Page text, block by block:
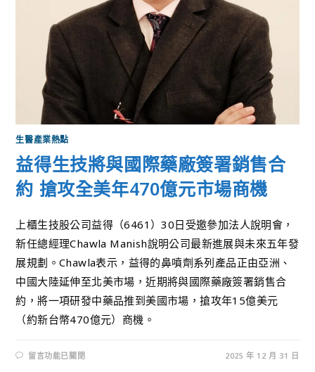
生醫產業熱點
益得生技將與國際藥廠簽署銷售合
約 搶攻全美年470億元市場商機
上櫃生技股公司益得（6461）30日受邀參加法人說明會，
新任總經理Chawla Manish說明公司最新進展與未來五年發
展規劃。Chawla表示，益得的鼻噴劑系列產品正由亞洲、
中國大陸延伸至北美市場，近期將與國際藥廠簽署銷售合
約，將一項研發中藥品推到美國市場，搶攻年15億美元
（約新台幣470億元）商機。
留言功能已關閉 2025 年 12 月 31 日